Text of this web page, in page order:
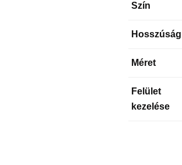
Szín
Hosszúság
Méret
Felület
kezelése